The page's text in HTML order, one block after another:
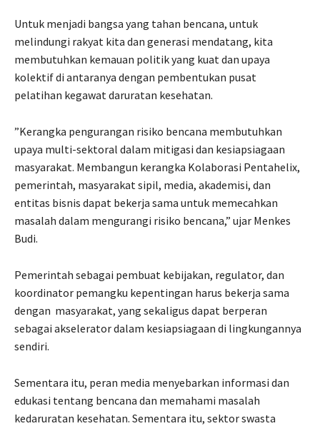
Untuk menjadi bangsa yang tahan bencana, untuk
melindungi rakyat kita dan generasi mendatang, kita
membutuhkan kemauan politik yang kuat dan upaya
kolektif di antaranya dengan pembentukan pusat
pelatihan kegawat daruratan kesehatan.
”Kerangka pengurangan risiko bencana membutuhkan
upaya multi-sektoral dalam mitigasi dan kesiapsiagaan
masyarakat. Membangun kerangka Kolaborasi Pentahelix,
pemerintah, masyarakat sipil, media, akademisi, dan
entitas bisnis dapat bekerja sama untuk memecahkan
masalah dalam mengurangi risiko bencana,” ujar Menkes
Budi.
Pemerintah sebagai pembuat kebijakan, regulator, dan
koordinator pemangku kepentingan harus bekerja sama
dengan masyarakat, yang sekaligus dapat berperan
sebagai akselerator dalam kesiapsiagaan di lingkungannya
sendiri.
Sementara itu, peran media menyebarkan informasi dan
edukasi tentang bencana dan memahami masalah
kedaruratan kesehatan. Sementara itu, sektor swasta